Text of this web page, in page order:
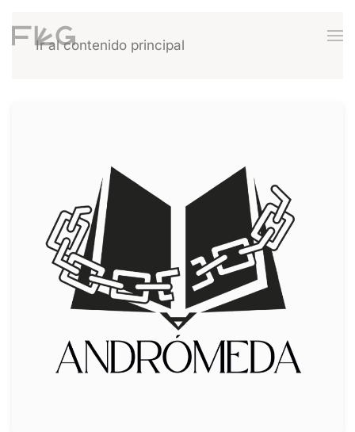
Ir al contenido principal